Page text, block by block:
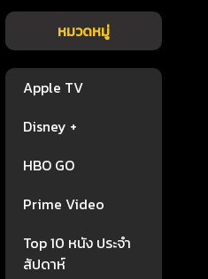
หมวดหมู่
Apple TV
Disney +
HBO GO
Prime Video
Top 10 หนัง ประจำ
สัปดาห์